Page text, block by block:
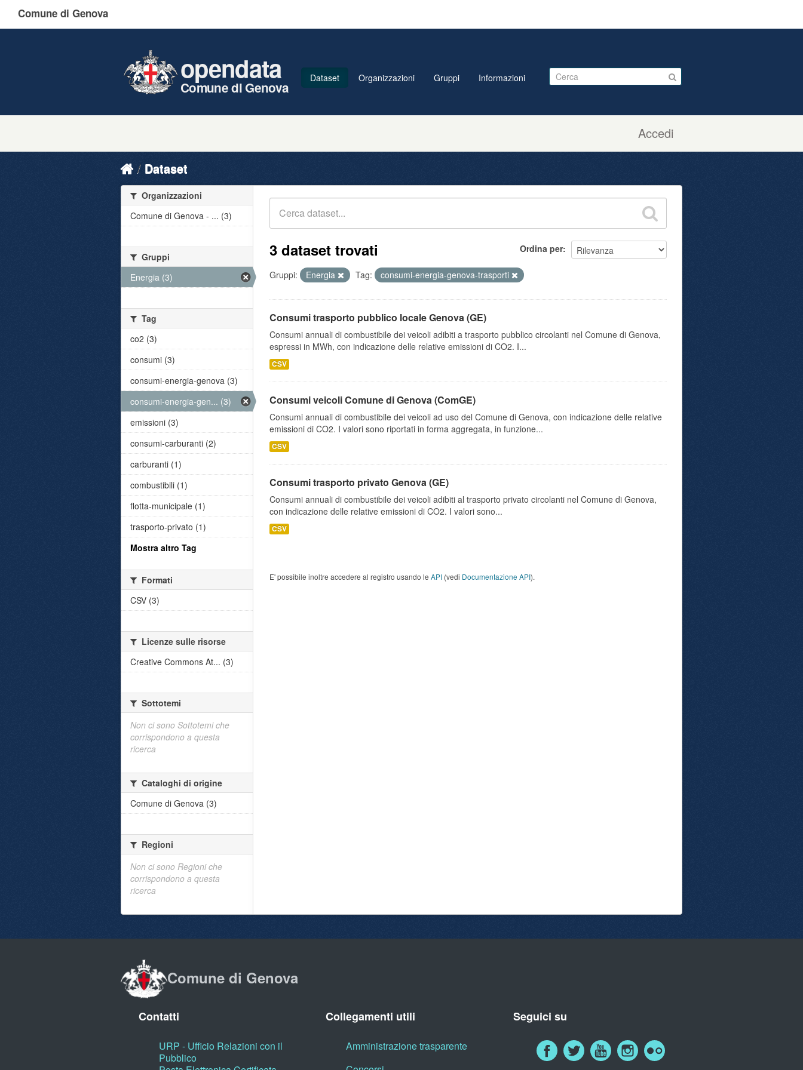
Comune di Genova
Accedi
opendata
Comune di Genova
Dataset Organizzazioni Gruppi Informazioni
Dataset
Ordina per
3 dataset trovati
Gruppi: Energia Tag: consumi-energia-genova-trasporti
Consumi trasporto pubblico locale Genova (GE)
Consumi annuali di combustibile dei veicoli adibiti a trasporto pubblico circolanti nel Comune di Genova,
espressi in MWh, con indicazione delle relative emissioni di CO2. I...
CSV
Consumi veicoli Comune di Genova (ComGE)
Consumi annuali di combustibile dei veicoli ad uso del Comune di Genova, con indicazione delle relative
emissioni di CO2. I valori sono riportati in forma aggregata, in funzione...
CSV
Consumi trasporto privato Genova (GE)
Consumi annuali di combustibile dei veicoli adibiti al trasporto privato circolanti nel Comune di Genova,
con indicazione delle relative emissioni di CO2. I valori sono...
CSV
E' possibile inoltre accedere al registro usando le API (vedi Documentazione API).
Organizzazioni
Comune di Genova - ... (3)
Gruppi
Energia (3)
Tag
co2 (3)
consumi (3)
consumi-energia-genova (3)
consumi-energia-gen... (3)
emissioni (3)
consumi-carburanti (2)
carburanti (1)
combustibili (1)
flotta-municipale (1)
trasporto-privato (1)
Mostra altro Tag
Formati
CSV (3)
Licenze sulle risorse
Creative Commons At... (3)
Sottotemi
Non ci sono Sottotemi che
corrispondono a questa
ricerca
Cataloghi di origine
Comune di Genova (3)
Regioni
Non ci sono Regioni che
corrispondono a questa
ricerca
Comune di Genova
Contatti
URP - Ufficio Relazioni con il
Pubblico
Collegamenti utili
Amministrazione trasparente
Seguici su